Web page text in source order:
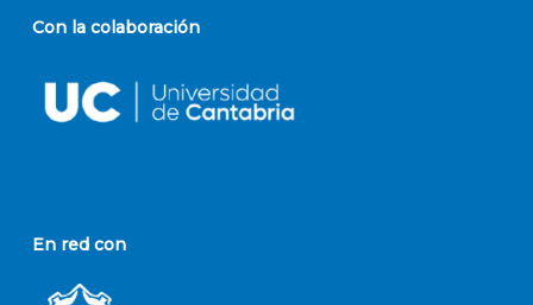
Con la colaboración
En red con